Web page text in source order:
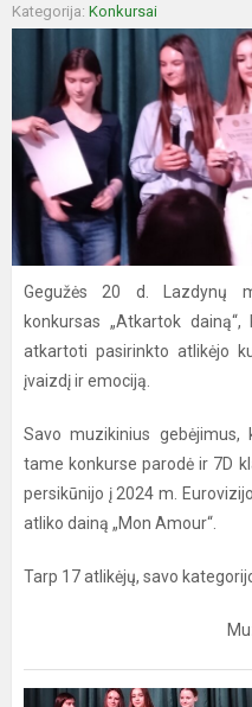
Kategorija: Konkursai
Gegužės 20 d. Lazdynų
konkursas „Atkartok
atkartoti pasirinkto atlikėjo
įvaizdį ir emociją.
Savo muzikinius gebėjimus,
tame konkurse parodė ir 7D
persikūnijo į 2024 m.
atliko dainą „Mon Amour“.
Tarp 17 atlikėjų, savo